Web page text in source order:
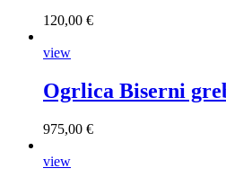
120,00 €
view
Ogrlica Biserni
975,00 €
view